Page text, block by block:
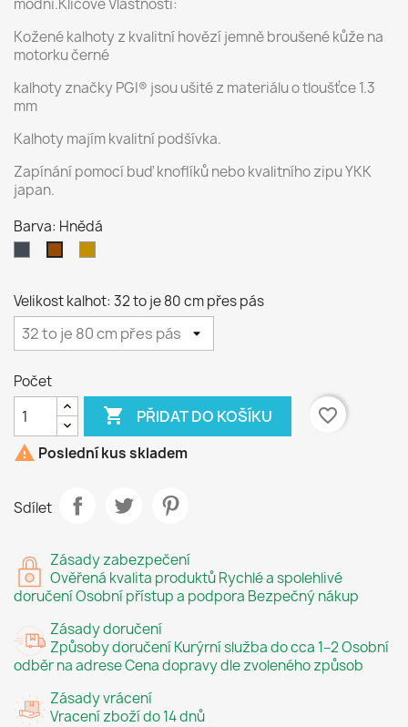
módní.Klíčové Vlastnosti:
Kožené kalhoty z kvalitní hovězí jemně broušené kůže na
motorku černé
kalhoty značky PGI® jsou ušité z materiálu o tloušťce 1.3
mm
Kalhoty majím kvalitní podšívka.
Zapínání pomocí buď knoflíků nebo kvalitního zipu YKK
japan.
Barva: Hnědá
Velikost kalhot: 32 to je 80 cm přes pás
Počet
 PŘIDAT DO KOŠÍKU
favorite_border
 Poslední kus skladem
Sdílet
Zásady zabezpečení
Ověřená kvalita produktů Rychlé a spolehlivé
doručení Osobní přístup a podpora Bezpečný nákup
Zásady doručení
Způsoby doručení Kurýrní služba do cca 1–2 Osobní
odběr na adrese Cena dopravy dle zvoleného způsob
Zásady vrácení
Vracení zboží do 14 dnů